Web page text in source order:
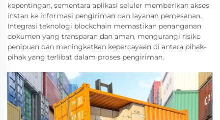
kepentingan, sementara aplikasi seluler memberikan akses
instan ke informasi pengiriman dan layanan pemesanan.
Integrasi teknologi blockchain memastikan penanganan
dokumen yang transparan dan aman, mengurangi risiko
penipuan dan meningkatkan kepercayaan di antara pihak-
pihak yang terlibat dalam proses pengiriman.